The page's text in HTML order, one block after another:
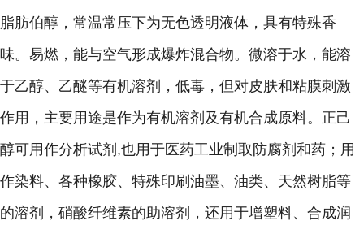
脂肪伯醇，常温常压下为无色透明液体，具有特殊香
味。易燃，能与空气形成爆炸混合物。微溶于水，能溶
于乙醇、乙醚等有机溶剂，低毒，但对皮肤和粘膜刺激
作用，主要用途是作为有机溶剂及有机合成原料。正己
醇可用作分析试剂,也用于医药工业制取防腐剂和药；用
作染料、各种橡胶、特殊印刷油墨、油类、天然树脂等
的溶剂，硝酸纤维素的助溶剂，还用于增塑料、合成润